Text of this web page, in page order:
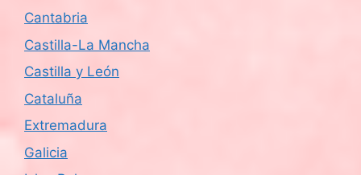
Cantabria
Castilla-La Mancha
Castilla y León
Cataluña
Extremadura
Galicia